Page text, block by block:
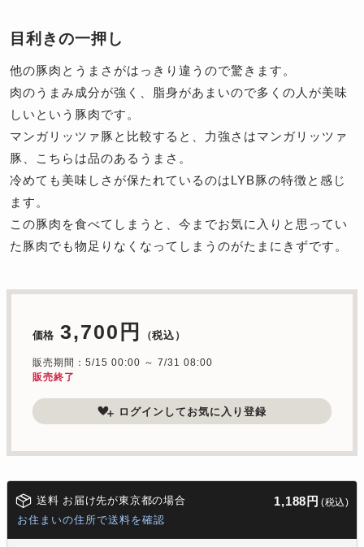
目利きの一押し
他の豚肉とうまさがはっきり違うので驚きます。
肉のうまみ成分が強く、脂身があまいので多くの人が美味
しいという豚肉です。
マンガリッツァ豚と比較すると、力強さはマンガリッツァ
豚、こちらは品のあるうまさ。
冷めても美味しさが保たれているのはLYB豚の特徴と感じ
ます。
この豚肉を食べてしまうと、今までお気に入りと思ってい
た豚肉でも物足りなくなってしまうのがたまにきずです。
価格 3,700円 （税込）
販売期間：5/15 00:00 ～ 7/31 08:00
販売終了
ログインしてお気に入り登録
送料 お届け先が東京都の場合 1,188円 (税込)
お住まいの住所で送料を確認